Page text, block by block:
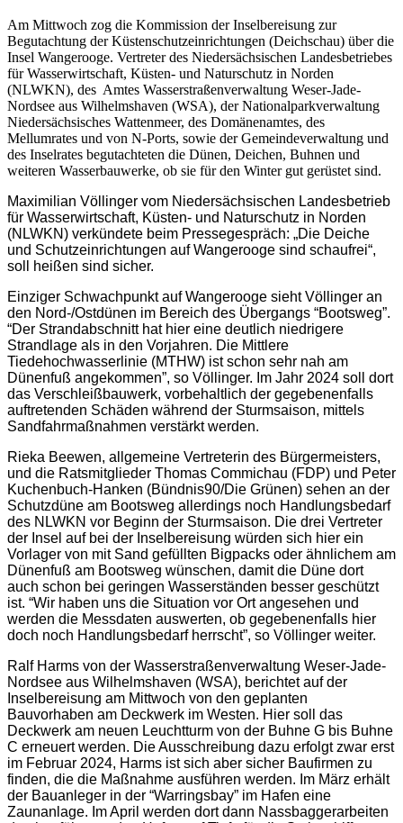
Am Mittwoch zog die Kommission der Inselbereisung zur
Begutachtung der Küstenschutzeinrichtungen (Deichschau) über die
Insel Wangerooge. Vertreter des Niedersächsischen Landesbetriebes
für Wasserwirtschaft, Küsten- und Naturschutz in Norden
(NLWKN), des Amtes Wasserstraßenverwaltung Weser-Jade-
Nordsee aus Wilhelmshaven (WSA), der Nationalparkverwaltung
Niedersächsisches Wattenmeer, des Domänenamtes, des
Mellumrates und von N-Ports, sowie der Gemeindeverwaltung und
des Inselrates begutachteten die Dünen, Deichen, Buhnen und
weiteren Wasserbauwerke, ob sie für den Winter gut gerüstet sind.
Maximilian Völlinger vom Niedersächsischen Landesbetrieb
für Wasserwirtschaft, Küsten- und Naturschutz in Norden
(NLWKN) verkündete beim Pressegespräch: „Die Deiche
und Schutzeinrichtungen auf Wangerooge sind schaufrei“,
soll heißen sind sicher.
Einziger Schwachpunkt auf Wangerooge sieht Völlinger an
den Nord-/Ostdünen im Bereich des Übergangs “Bootsweg”.
“Der Strandabschnitt hat hier eine deutlich niedrigere
Strandlage als in den Vorjahren. Die Mittlere
Tiedehochwasserlinie (MTHW) ist schon sehr nah am
Dünenfuß angekommen”, so Völlinger. Im Jahr 2024 soll dort
das Verschleißbauwerk, vorbehaltlich der gegebenenfalls
auftretenden Schäden während der Sturmsaison, mittels
Sandfahrmaßnahmen verstärkt werden.
Rieka Beewen, allgemeine Vertreterin des Bürgermeisters,
und die Ratsmitglieder Thomas Commichau (FDP) und Peter
Kuchenbuch-Hanken (Bündnis90/Die Grünen) sehen an der
Schutzdüne am Bootsweg allerdings noch Handlungsbedarf
des NLWKN vor Beginn der Sturmsaison. Die drei Vertreter
der Insel auf bei der Inselbereisung würden sich hier ein
Vorlager von mit Sand gefüllten Bigpacks oder ähnlichem am
Dünenfuß am Bootsweg wünschen, damit die Düne dort
auch schon bei geringen Wasserständen besser geschützt
ist. “Wir haben uns die Situation vor Ort angesehen und
werden die Messdaten auswerten, ob gegebenenfalls hier
doch noch Handlungsbedarf herrscht”, so Völlinger weiter.
Ralf Harms von der Wasserstraßenverwaltung Weser-Jade-
Nordsee aus Wilhelmshaven (WSA), berichtet auf der
Inselbereisung am Mittwoch von den geplanten
Bauvorhaben am Deckwerk im Westen. Hier soll das
Deckwerk am neuen Leuchtturm von der Buhne G bis Buhne
C erneuert werden. Die Ausschreibung dazu erfolgt zwar erst
im Februar 2024, Harms ist sich aber sicher Baufirmen zu
finden, die die Maßnahme ausführen werden. Im März erhält
der Bauanleger in der “Warringsbay” im Hafen eine
Zaunanlage. Im April werden dort dann Nassbaggerarbeiten